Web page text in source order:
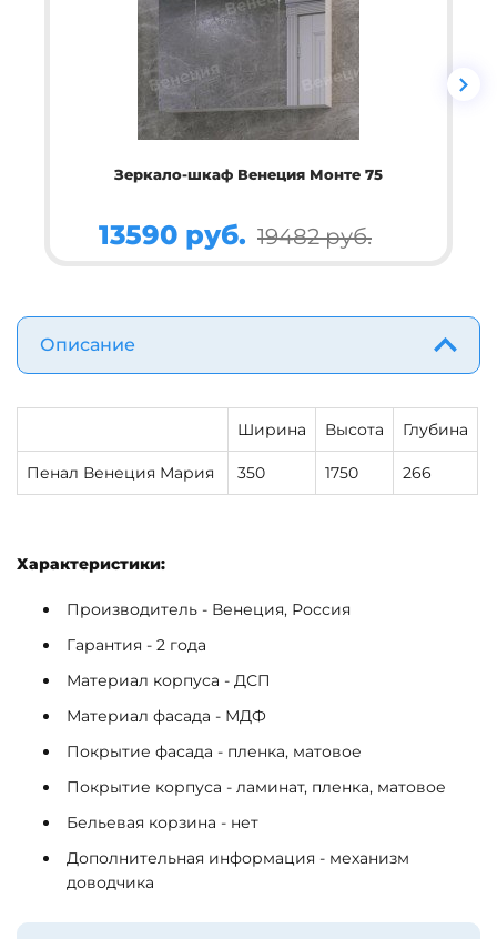
Зеркало-шкаф Венеция Монте 75
13590 руб. 19482 руб.
Описание
Ширина Высота Глубина
Пенал Венеция Мария 350 1750 266
Характеристики:
Производитель - Венеция, Россия
Гарантия - 2 года
Материал корпуса - ДСП
Материал фасада - МДФ
Покрытие фасада - пленка, матовое
Покрытие корпуса - ламинат, пленка, матовое
Бельевая корзина - нет
Дополнительная информация - механизм
доводчика